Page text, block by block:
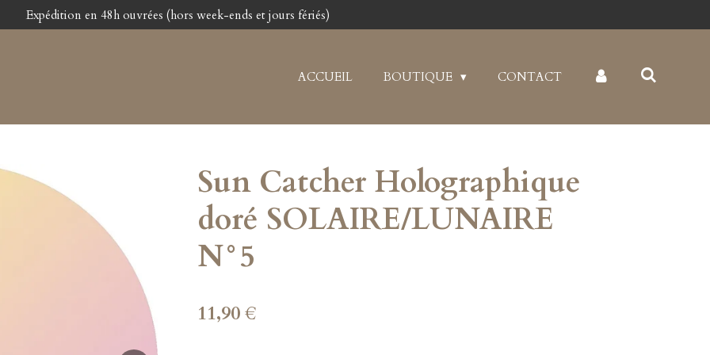
Expédition en 48h ouvrées (hors week-ends et jours fériés)
ACCUEIL BOUTIQUE CONTACT
Sun Catcher Holographique
doré SOLAIRE/LUNAIRE
N°5
11,90 €